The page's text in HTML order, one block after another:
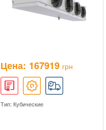
Цена: 167919 грн
Тип: Кубические